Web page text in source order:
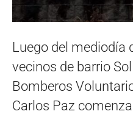
Luego del mediodía
vecinos de barrio
Bomberos
Carlos Paz